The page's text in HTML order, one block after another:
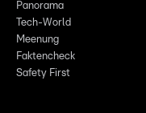
Panorama
Tech-World
Meenung
Faktencheck
Safety First